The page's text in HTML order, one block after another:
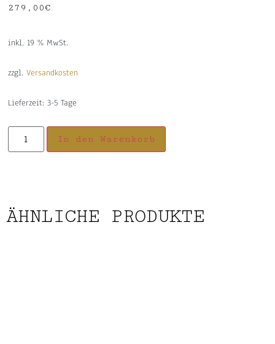
279,00€
inkl. 19 % MwSt.
zzgl.Versandkosten
Lieferzeit:3-5 Tage
In den Warenkorb
ÄHNLICHE PRODUKTE